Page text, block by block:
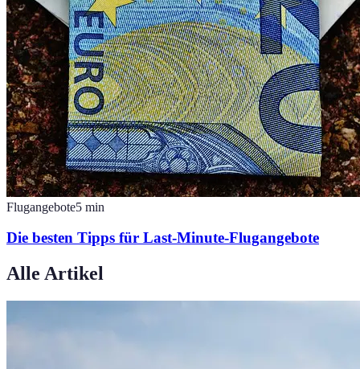
Flugangebote5 min
Die besten Tipps für Last-Minute-Flugangebote
Alle Artikel